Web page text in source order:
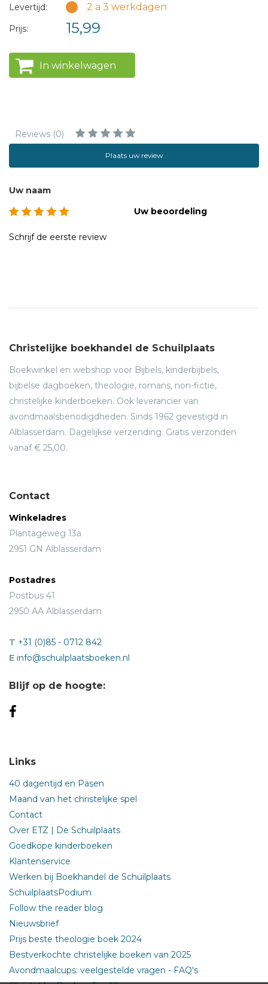
Levertijd: 2 a 3 werkdagen
Prijs: 15,99
In winkelwagen
Reviews (0)
Plaats uw review
Uw naam
Uw beoordeling
Schrijf de eerste review
Christelijke boekhandel de Schuilplaats
Boekwinkel en webshop voor Bijbels, kinderbijbels,
bijbelse dagboeken, theologie, romans, non-fictie,
christelijke kinderboeken. Ook leverancier van
avondmaalsbenodigdheden. Sinds 1962 gevestigd in
Alblasserdam. Dagelijkse verzending. Gratis verzonden
vanaf € 25,00.
Contact
Winkeladres
Plantageweg 13a
2951 GN Alblasserdam
Postadres
Postbus 41
2950 AA Alblasserdam
T +31 (0)85 - 0712 842
E info@schuilplaatsboeken.nl
Blijf op de hoogte:
Links
40 dagentijd en Pasen
Maand van het christelijke spel
Contact
Over ETZ | De Schuilplaats
Goedkope kinderboeken
Klantenservice
Werken bij Boekhandel de Schuilplaats
SchuilplaatsPodium
Follow the reader blog
Nieuwsbrief
Prijs beste theologie boek 2024
Bestverkochte christelijke boeken van 2025
Avondmaalcups: veelgestelde vragen - FAQ's